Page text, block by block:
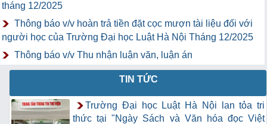
tháng 12/2025
Thông báo v/v hoàn trả tiền đặt cọc mượn tài liệu đối với
người học của Trường Đại học Luật Hà Nội Tháng 12/2025
Thông báo v/v Thu nhận luận văn, luận án
TIN TỨC
Trường Đại học Luật Hà Nội lan tỏa tri
thức tại "Ngày Sách và Văn hóa đọc Việt